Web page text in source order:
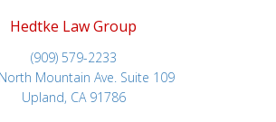
Hedtke Law Group
(909) 579-2233
Mountain Ave. Suite 109
Upland, CA 91786